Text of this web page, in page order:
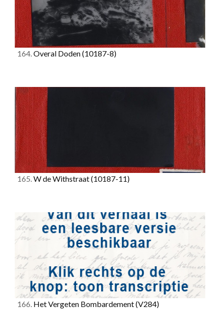
164.Overal Doden(10187-8)
165.W de Withstraat(10187-11)
166. Het Vergeten Bombardement(V284)